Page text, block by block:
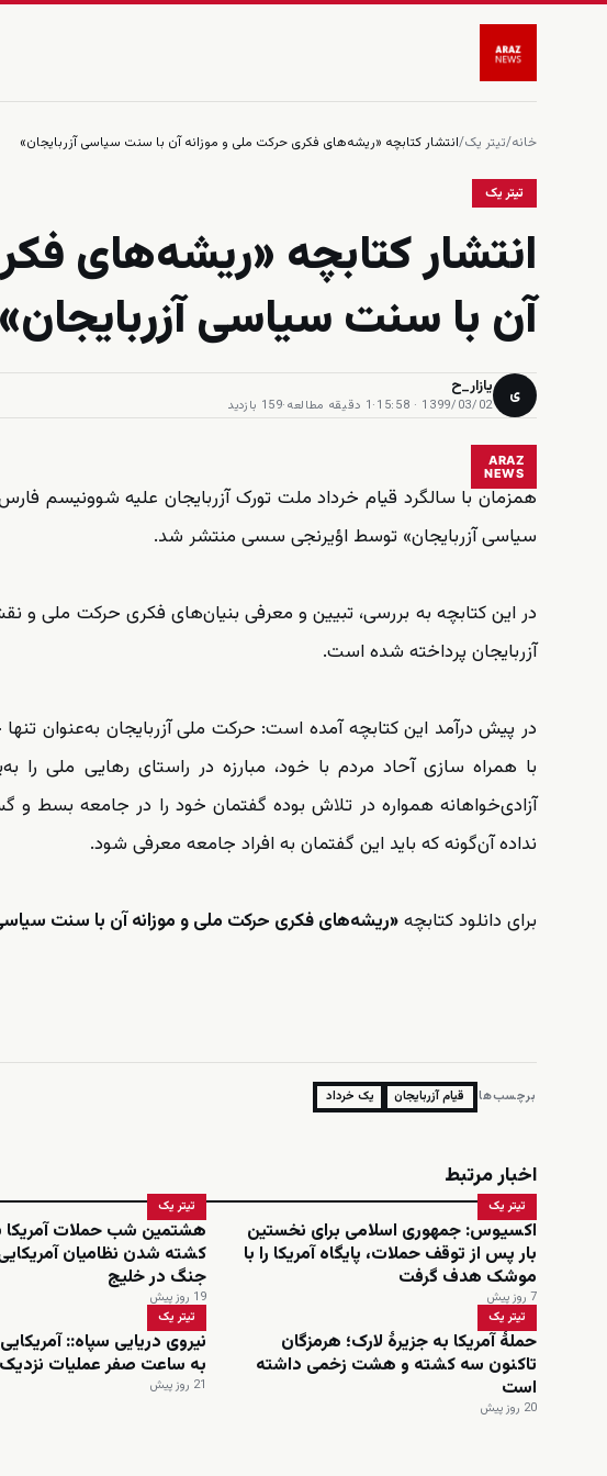
خانه/تیتر یک/انتشار کتابچه «ریشه‌های فکری حرکت ملی و موزانه آن با سنت سیاسی آزربایجان»
تیتر یک
انتشار کتابچه «ریشه‌های
آن با سنت سیاسی آزربایجان»
ی یازار_ح
1399/03/02 · 15:58
·1 دقیقه مطالعه ·159 بازدید
ARAZ
NEWS
همزمان با سالگرد قیام خرداد ملت تورک آزربایجان علیه شوونیسم
سیاسی آزربایجان» توسط اؤیرنجی سسی منتشر شد.
در این کتابچه به بررسی، تبیین و معرفی بنیان‌های فکری حرکت
آزربایجان پرداخته شده است.
در پیش درآمد این کتابچه آمده است: حرکت ملی آزربایجان به‌عنوان
با همراه سازی آحاد مردم با خود، مبارزه در راستای رهایی ملی را
آزادی‌خواهانه همواره در تلاش بوده گفتمان خود را در جامعه بسط
نداده آن‌گونه که باید این گفتمان به افراد جامعه معرفی شود.
برای دانلود کتابچه«ریشه‌های فکری حرکت ملی و موزانه آن با سنت سیاسی
برچسب‌ها: قیام آزربایجان یک خرداد
اخبار مرتبط
تیتر یک
اکسیوس: جمهوری اسلامی برای نخستین
بار پس از توقف حملات، پایگاه آمریکا را با
موشک هدف گرفت
7 روز پیش
تیتر یک
هشتمین شب حملات آمریکا
کشته شدن نظامیان
جنگ در خلیج
19 روز پیش
تیتر یک
حملۀ آمریکا به جزیرۀ لارک؛ هرمزگان
تاکنون سه کشته و هشت زخمی داشته
است
20 روز پیش
تیتر یک
نیروی دریایی سپاه::
به ساعت صفر عملیات
21 روز پیش